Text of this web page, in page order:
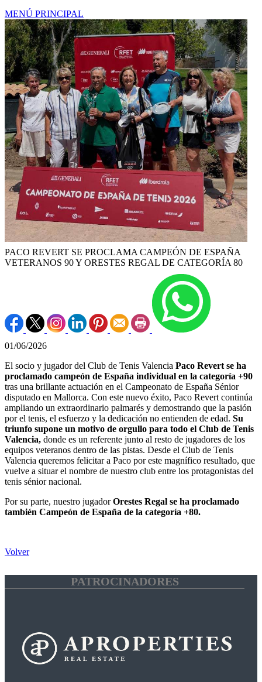
MENÚ PRINCIPAL
PACO REVERT SE PROCLAMA CAMPEÓN DE ESPAÑA
VETERANOS 90 Y ORESTES REGAL DE CATEGORÍA 80
01/06/2026
El socio y jugador del Club de Tenis Valencia Paco Revert se ha
proclamado campeón de España individual en la categoría +90
tras una brillante actuación en el Campeonato de España Sénior
disputado en Mallorca. Con este nuevo éxito, Paco Revert continúa
ampliando un extraordinario palmarés y demostrando que la pasión
por el tenis, el esfuerzo y la dedicación no entienden de edad. Su
triunfo supone un motivo de orgullo para todo el Club de Tenis
Valencia, donde es un referente junto al resto de jugadores de los
equipos veteranos dentro de las pistas. Desde el Club de Tenis
Valencia queremos felicitar a Paco por este magnífico resultado, que
vuelve a situar el nombre de nuestro club entre los protagonistas del
tenis sénior nacional.
Por su parte, nuestro jugadorOrestes Regal se ha proclamado
también Campeón de España de la categoría +80.
Volver
PATROCINADORES